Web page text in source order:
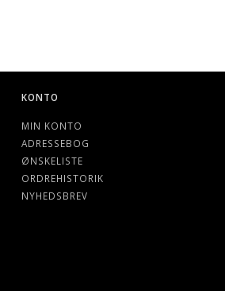
KONTO
MIN KONTO
ADRESSEBOG
ØNSKELISTE
ORDREHISTORIK
NYHEDSBREV